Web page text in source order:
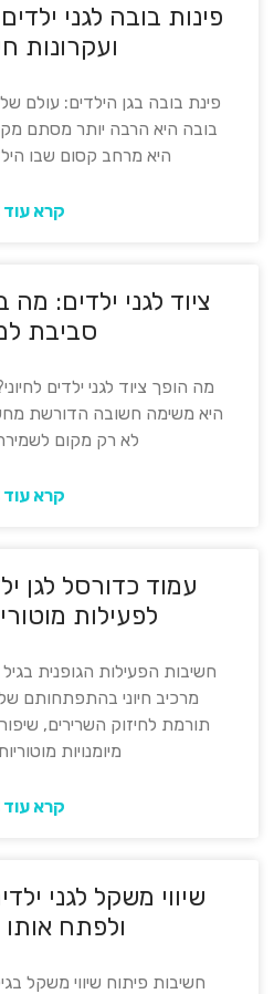
פינות בובה לגני
ועקרונות
פינת בובה בגן הילדים: עולם של
בובה היא הרבה יותר מסתם
היא מרחב קסום שבו
קרא עוד
ציוד לגני ילדים:
סביבת
מה הופך ציוד לגני ילדים
היא משימה חשובה הדורשת
לא רק מקום
קרא עוד
עמוד כדורסל לגן
לפעילות
חשיבות הפעילות הגופנית
מרכיב חיוני בהתפתחותם
תורמת לחיזוק השרירים,
מיומנויות
קרא עוד
שיווי משקל לגני
ולפתח
חשיבות פיתוח שיווי משקל